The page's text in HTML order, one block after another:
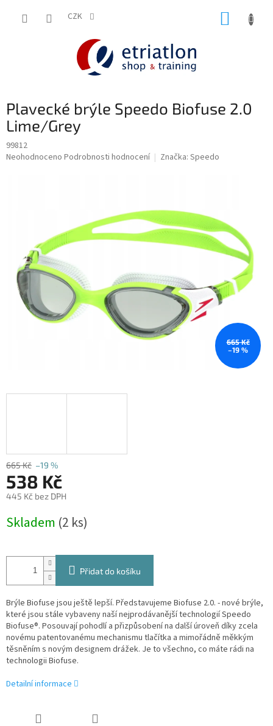
CZK
Plavecké brýle Speedo Biofuse 2.0
Lime/Grey
99812
Průměrné
Neohodnoceno Podrobnosti hodnocení Značka: Speedo
665 Kč
–19 %
665 Kč –19 %
538 Kč
445 Kč bez DPH
cena:
Skladem (2 ks)
Přidat do košíku
Brýle Biofuse jsou ještě lepší. Představujeme Biofuse 2.0. - nové brýle,
které jsou stále vybaveny naší nejprodávanější technologií Speedo
Biofuse®. Posouvají pohodlí a přizpůsobení na další úroveň díky zcela
novému patentovanému mechanismu tlačítka a mimořádně měkkým
těsněním s novým designem drážek. Je to všechno, co máte rádi na
technologii Biofuse.
Detailní informace
shop.etriatlon.cz - Chat